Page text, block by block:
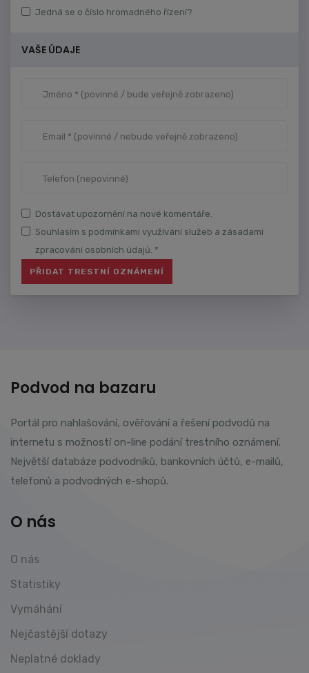
Jedná se o číslo hromadného řízení?
VAŠE ÚDAJE
Dostávat upozornění na nové komentáře.
Souhlasím s podmínkami využívání služeb a zásadami
zpracování osobních údajů. *
Podvod na bazaru
Portál pro nahlašování, ověřování a řešení podvodů na
internetu s možností on-line podání trestního oznámení.
Největší databáze podvodníků, bankovních účtů, e-mailů,
telefonů a podvodných e-shopů.
O nás
O nás
Statistiky
Vymáhání
Nejčastější dotazy
Neplatné doklady